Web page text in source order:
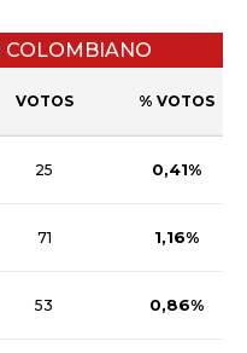
COLOMBIANO
VOTOS % VOTOS
25 0,41%
71 1,16%
53 0,86%